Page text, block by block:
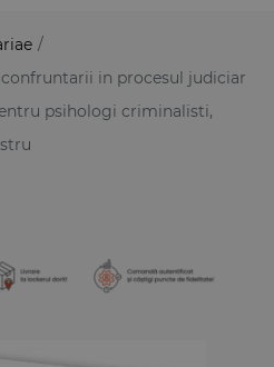
/
in procesul judiciar
psihologi criminalisti,